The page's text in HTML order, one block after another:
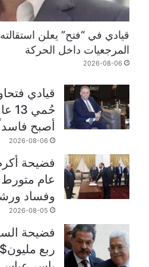
قيادي في “فتح” يعلن
المرجعيات داخل الحركة
2026-08-06
قيادي
أصبح فاسداً
2026-08-06
فضيحة
عام متورط
وفساد
2026-08-05
فضيحة
ربع